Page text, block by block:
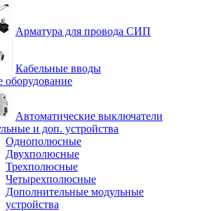
Арматура для провода СИП
Кабельные вводы
оборудование
Автоматические выключатели
и доп. устройства
Однополюсные
Двухполюсные
Трехполюсные
Четырехполюсные
Дополнительные модульные
устройства